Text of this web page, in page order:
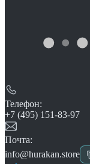
Телефон:
+7 (495) 151-83-97
Почта:
info@hurakan.store